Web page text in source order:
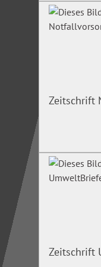
Zeitschrift
Zeitschrift